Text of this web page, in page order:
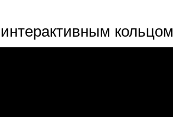
кольцом